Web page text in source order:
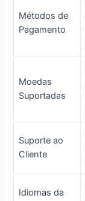
Métodos de
Pagamento
Moedas
Suportadas
Suporte ao
Cliente
Idiomas da